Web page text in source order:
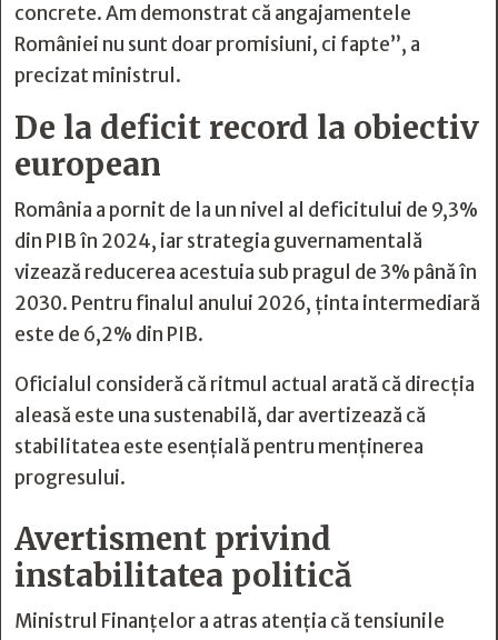
concrete. Am demonstrat că angajamentele
României nu sunt doar promisiuni, ci fapte”, a
precizat ministrul.
De la deficit record la obiectiv
european
România a pornit de la un nivel al deficitului de 9,3%
din PIB în 2024, iar strategia guvernamentală
vizează reducerea acestuia sub pragul de 3% până în
2030. Pentru finalul anului 2026, ținta intermediară
este de 6,2% din PIB.
Oficialul consideră că ritmul actual arată că direcția
aleasă este una sustenabilă, dar avertizează că
stabilitatea este esențială pentru menținerea
progresului.
Avertisment privind
instabilitatea politică
Ministrul Finanțelor a atras atenția că tensiunile